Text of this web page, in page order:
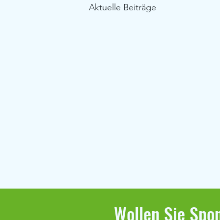
Aktuelle Beiträge
Wollen Sie